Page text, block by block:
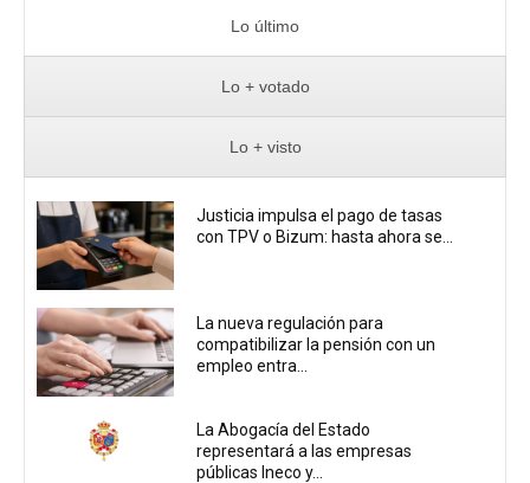
Lo último
Lo + votado
Lo + visto
Justicia impulsa el pago de tasas
con TPV o Bizum: hasta ahora se...
La nueva regulación para
compatibilizar la pensión con un
empleo entra...
La Abogacía del Estado
representará a las empresas
públicas Ineco y...